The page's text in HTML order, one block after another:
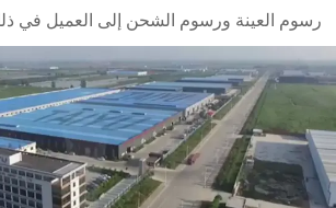
رسوم العينة ورسوم الشحن إلى العميل في